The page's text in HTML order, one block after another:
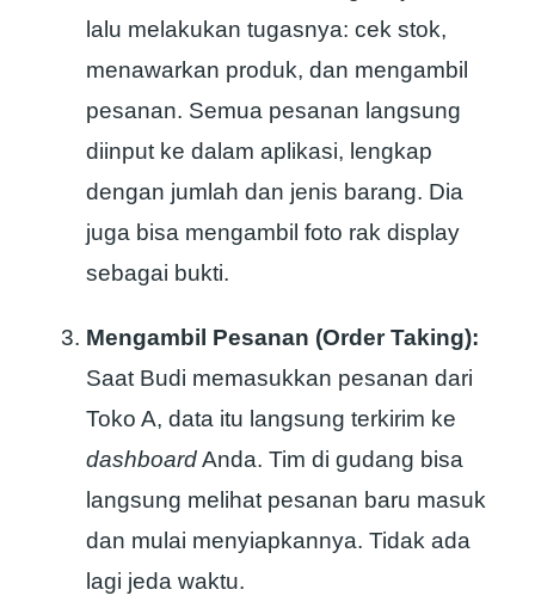
lalu melakukan tugasnya: cek stok,
menawarkan produk, dan mengambil
pesanan. Semua pesanan langsung
diinput ke dalam aplikasi, lengkap
dengan jumlah dan jenis barang. Dia
juga bisa mengambil foto rak display
sebagai bukti.
Mengambil Pesanan (Order Taking):
Saat Budi memasukkan pesanan dari
Toko A, data itu langsung terkirim ke
dashboardAnda. Tim di gudang bisa
langsung melihat pesanan baru masuk
dan mulai menyiapkannya. Tidak ada
lagi jeda waktu.